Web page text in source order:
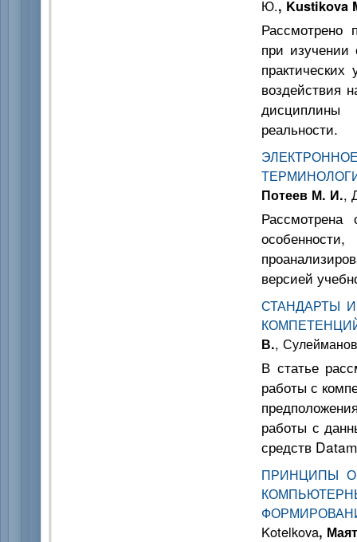
Ю., Kustikova
Рассмотрено
при
воздействия
дисциплины
реальности.
Потеев М. И.,
Рассмотрена
версией
СТАНДАРТЫ
В.,
В статье
работы с
работы с
средств
ПРИНЦИПЫ
Kotelkova,